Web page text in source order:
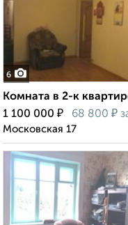
6
Комната в 2-к
1 100 000 ₽ 68 800 ₽
Московская 17